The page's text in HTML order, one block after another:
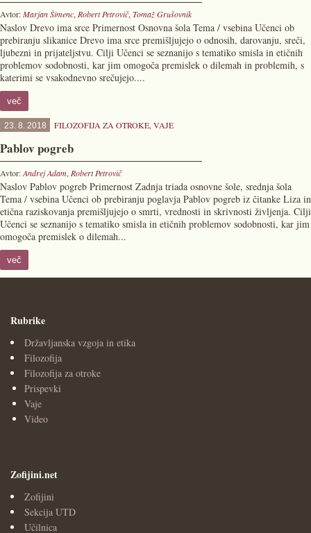
Avtor:Marjan Šimenc, Robert Petrovič, Tomaž Grušovnik
Naslov Drevo ima srce Primernost Osnovna šola Tema / vsebina Učenci ob
prebiranju slikanice Drevo ima srce premišljujejo o odnosih, darovanju, sreči,
ljubezni in prijateljstvu. Cilji Učenci se seznanijo s tematiko smisla in etičnih
problemov sodobnosti, kar jim omogoča premislek o dilemah in problemih, s
katerimi se vsakodnevno srečujejo....
več
23. 8. 2018 FILOZOFIJA ZA OTROKE, VAJE
Pablov pogreb
Avtor:Andrej Adam, Robert Petrovič
Naslov Pablov pogreb Primernost Zadnja triada osnovne šole, srednja šola
Tema / vsebina Učenci ob prebiranju poglavja Pablov pogreb iz čitanke Liza in
etična raziskovanja premišljujejo o smrti, vrednosti in skrivnosti življenja. Cilji
Učenci se seznanijo s tematiko smisla in etičnih problemov sodobnosti, kar jim
omogoča premislek o dilemah...
več
Rubrike
Državljanska vzgoja in etika
Filozofija
Filozofija za otroke
Prispevki
Vaje
Video
Zofijini.net
Zofijini
Sekcija UTD
Učilnica